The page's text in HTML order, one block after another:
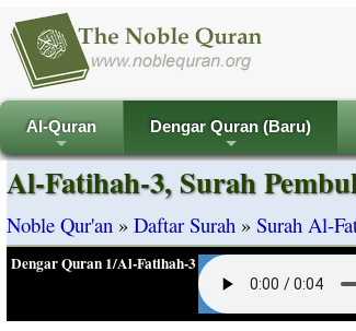
+
Al-Quran
+
Dengar Quran (Baru)
Al-Fatihah-3, Surah
Noble Qur'an » Daftar Surah » Surah Al-
Dengar Quran 1/Al-Fatihah-3